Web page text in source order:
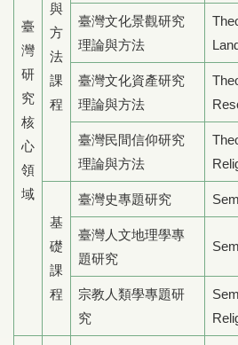
臺
灣
研
究
核
心
領
域
與
方
法
課
程
臺灣文化景觀研究
理論與方法
臺灣文化資產研究
理論與方法
臺灣民間信仰研究
理論與方法
基
礎
課
程
臺灣史專題研究
臺灣人文地理學專
題研究
宗教人類學專題研
究